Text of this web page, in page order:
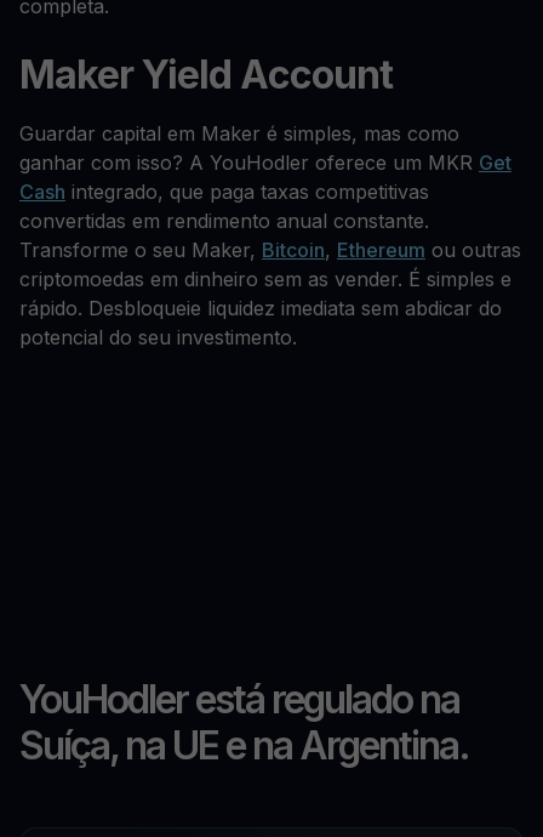
completa.
Maker Yield Account
Guardar capital em Maker é simples, mas como
ganhar com isso? A YouHodler oferece um MKR Get
Cash integrado, que paga taxas competitivas
convertidas em rendimento anual constante.
Transforme o seu Maker, Bitcoin, Ethereum ou outras
criptomoedas em dinheiro sem as vender. É simples e
rápido. Desbloqueie liquidez imediata sem abdicar do
potencial do seu investimento.
YouHodler está regulado na
Suíça, na UE e na Argentina.